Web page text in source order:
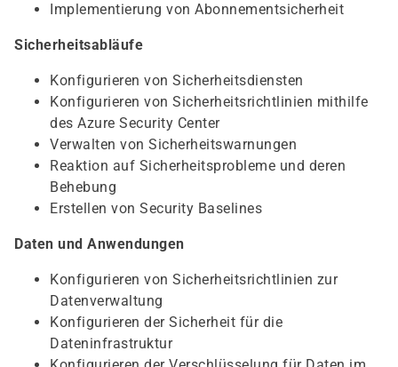
Implementierung von Abonnementsicherheit
Sicherheitsabläufe
Konfigurieren von Sicherheitsdiensten
Konfigurieren von Sicherheitsrichtlinien mithilfe
des Azure Security Center
Verwalten von Sicherheitswarnungen
Reaktion auf Sicherheitsprobleme und deren
Behebung
Erstellen von Security Baselines
Daten und Anwendungen
Konfigurieren von Sicherheitsrichtlinien zur
Datenverwaltung
Konfigurieren der Sicherheit für die
Dateninfrastruktur